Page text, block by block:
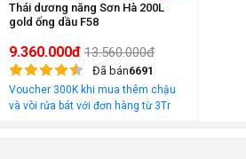
Thái dương năng Sơn Hà 200L
gold ống dầu F58
9.360.000đ 13.560.000đ
Đã bán6691
Voucher 300K khi mua thêm chậu
và vòi rửa bát với đơn hàng từ 3Tr